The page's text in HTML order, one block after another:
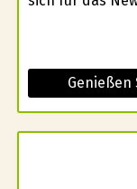
Genießen